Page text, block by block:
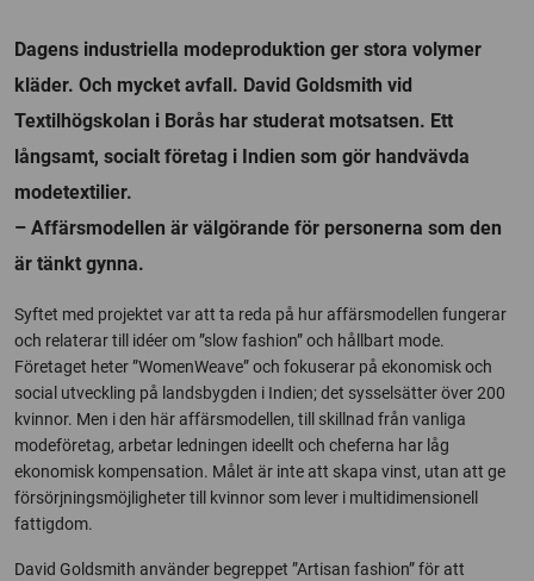
Dagens industriella modeproduktion ger stora volymer
kläder. Och mycket avfall. David Goldsmith vid
Textilhögskolan i Borås har studerat motsatsen. Ett
långsamt, socialt företag i Indien som gör handvävda
modetextilier.
– Affärsmodellen är välgörande för personerna som den
är tänkt gynna.
Syftet med projektet var att ta reda på hur affärsmodellen fungerar
och relaterar till idéer om ”slow fashion” och hållbart mode.
Företaget heter ”WomenWeave” och fokuserar på ekonomisk och
social utveckling på landsbygden i Indien; det sysselsätter över 200
kvinnor. Men i den här affärsmodellen, till skillnad från vanliga
modeföretag, arbetar ledningen ideellt och cheferna har låg
ekonomisk kompensation. Målet är inte att skapa vinst, utan att ge
försörjningsmöjligheter till kvinnor som lever i multidimensionell
fattigdom.
David Goldsmith använder begreppet ”Artisan fashion” för att